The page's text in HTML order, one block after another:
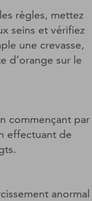
règles, mettez
seins et vérifiez
une crevasse,
d’orange sur le
commençant par
effectuant de
anormal